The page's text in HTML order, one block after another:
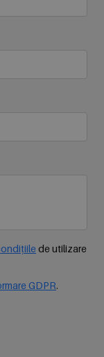
de utilizare
GDPR.